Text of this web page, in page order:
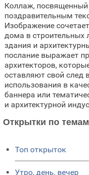
Коллаж, посвященный
поздравительным
Изображение
дома в строительных
здания и
послание выражает
архитекторов,
оставляют свой след
использования в
баннера или
и архитектурной
Открытки по
Топ открыток
Утро, день, вечер